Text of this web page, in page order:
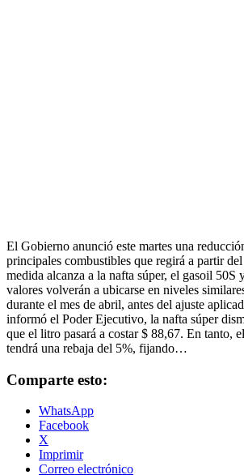
El Gobierno anunció este martes una
principales combustibles que regirá a partir
medida alcanza a la nafta súper, el gasoil 50S
valores volverán a ubicarse en niveles
durante el mes de abril, antes del ajuste
informó el Poder Ejecutivo, la nafta súper
que el litro pasará a costar $ 88,67. En tanto,
tendrá una rebaja del 5%, fijando…
Comparte esto:
WhatsApp
Facebook
X
Imprimir
Correo electrónico